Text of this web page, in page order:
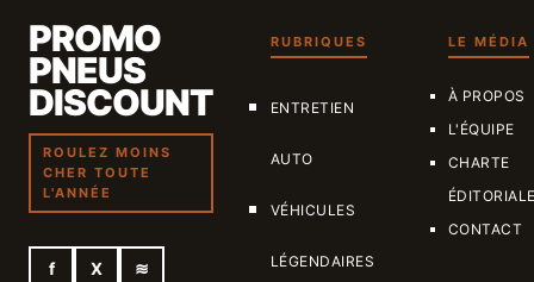
PROMO
PNEUS
DISCOUNT
ROULEZ MOINS
CHER TOUTE
L'ANNÉE
f X ≋
RUBRIQUES
ENTRETIEN
AUTO
VÉHICULES
LÉGENDAIRES
LE MÉDIA
À PROPOS
L'ÉQUIPE
CHARTE
CONTACT